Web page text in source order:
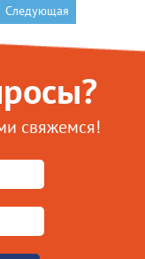
Следующая
свяжемся!